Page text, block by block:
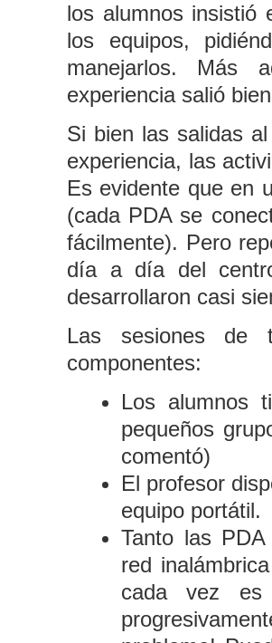
los alumnos insistió
los equipos,
manejarlos. Más
experiencia salió bien
Si bien las salidas
experiencia, las
Es evidente que en
(cada PDA se
fácilmente). Pero
día a día del
desarrollaron casi
Las sesiones de
componentes:
Los alumnos
pequeños
comentó)
El profesor
equipo portátil.
Tanto las
red
cada vez es